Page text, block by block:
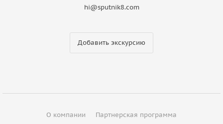
hi@sputnik8.com
Добавить экскурсию
О компании
Партнерская программа